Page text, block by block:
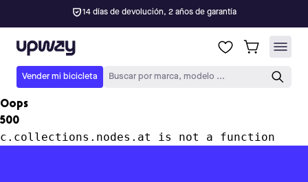
14 días de devolución, 2 años de garantía
Upway
Vender mi bicicleta Buscar por marca, modelo ...
Oops
500
c.collections.nodes.at is not a function